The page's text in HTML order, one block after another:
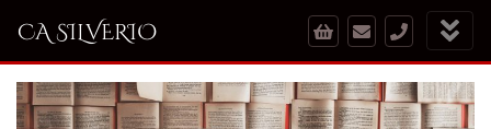
CA SILVERIO